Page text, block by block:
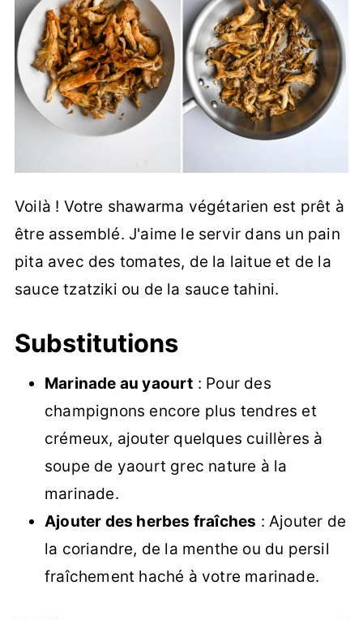
Voilà ! Votre shawarma végétarien est prêt à
être assemblé. J'aime le servir dans un pain
pita avec des tomates, de la laitue et de la
sauce tzatziki ou de la sauce tahini.
Substitutions
Marinade au yaourt : Pour des
champignons encore plus tendres et
crémeux, ajouter quelques cuillères à
soupe de yaourt grec nature à la
marinade.
Ajouter des herbes fraîches : Ajouter de
la coriandre, de la menthe ou du persil
fraîchement haché à votre marinade.